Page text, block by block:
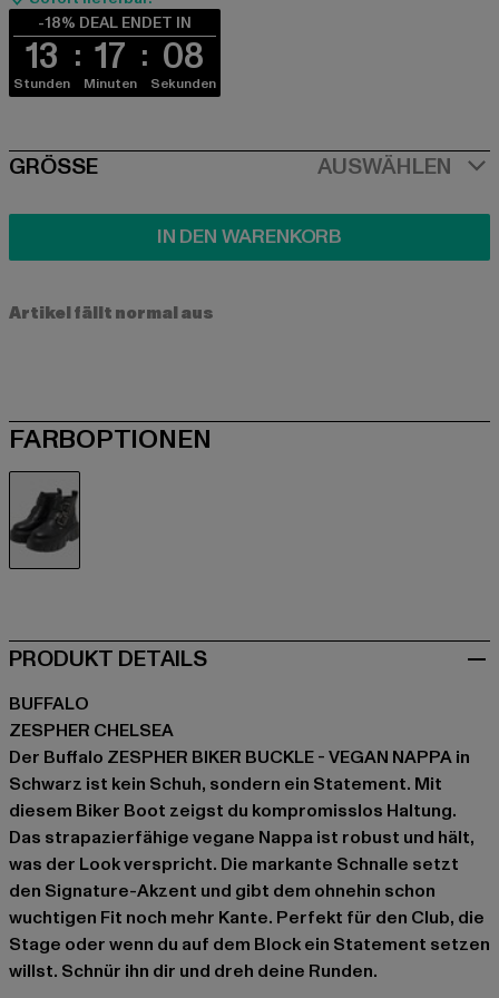
-18% DEAL ENDET IN
13
Stunden
17
Minuten
08
Sekunden
SIZE
GRÖSSE AUSWÄHLEN
IN DEN WARENKORB
Artikel fällt normal aus
FARBOPTIONEN
PRODUKT DETAILS
BUFFALO
ZESPHER CHELSEA
Der Buffalo ZESPHER BIKER BUCKLE - VEGAN NAPPA in
Schwarz ist kein Schuh, sondern ein Statement. Mit
diesem Biker Boot zeigst du kompromisslos Haltung.
Das strapazierfähige vegane Nappa ist robust und hält,
was der Look verspricht. Die markante Schnalle setzt
den Signature-Akzent und gibt dem ohnehin schon
wuchtigen Fit noch mehr Kante. Perfekt für den Club, die
Stage oder wenn du auf dem Block ein Statement setzen
willst. Schnür ihn dir und dreh deine Runden.